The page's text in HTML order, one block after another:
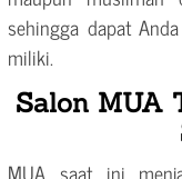
sehingga dapat
miliki.
Salon MUA